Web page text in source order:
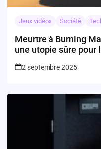
Jeux vidéos Société
Meurtre à Burning
une utopie sûre pour
2 septembre 2025